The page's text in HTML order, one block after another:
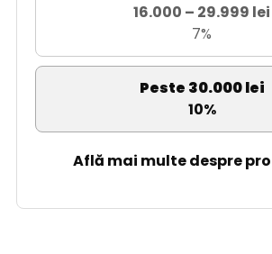
16.000 – 29.999 lei
7%
Peste 30.000 lei
10%
Află mai multe despre